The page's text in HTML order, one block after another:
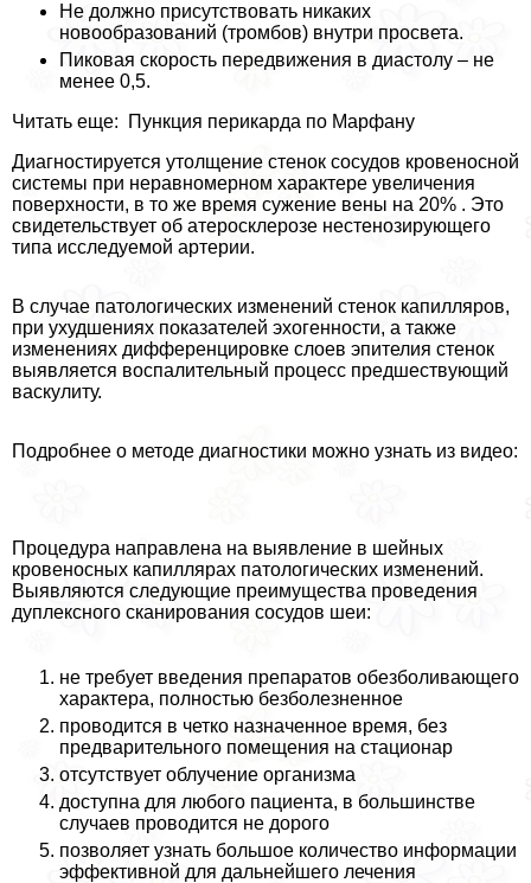
Не должно присутствовать никаких
новообразований (тромбов) внутри просвета.
Пиковая скорость передвижения в диастолу – не
менее 0,5.
Читать еще: Пункция перикарда по Марфану
Диагностируется утолщение стенок сосудов кровеносной
системы при неравномерном хаpaктере увеличения
поверхности, в то же время сужение вены на 20% . Это
свидетельствует об атеросклерозе нестенозирующего
типа исследуемой артерии.
В случае патологических изменений стенок капилляров,
при ухудшениях показателей эхогенности, а также
изменениях дифференцировке слоев эпителия стенок
выявляется воспалительный процесс предшествующий
васкулиту.
Подробнее о методе диагностики можно узнать из видео:
Процедypa направлена на выявление в шейных
кровеносных капиллярах патологических изменений.
Выявляются следующие преимущества проведения
дуплексного сканирования сосудов шеи:
не требует введения препаратов обезболивающего
хаpaктера, полностью безболезненное
проводится в четко назначенное время, без
предварительного помещения на стационар
отсутствует облучение организма
доступна для любого пациента, в большинстве
случаев проводится не дорого
позволяет узнать большое количество информации
эффективной для дальнейшего лечения